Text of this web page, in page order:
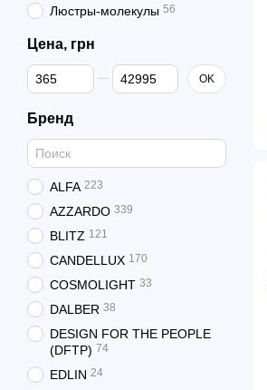
Люстры-молекулы 56
Цена, грн
От Цена, грн
До Цена, грн OK
Бренд
ALFA 223
AZZARDO 339
BLITZ 121
CANDELLUX 170
COSMOLIGHT 33
DALBER 38
DESIGN FOR THE PEOPLE
(DFTP) 74
EDLIN 24